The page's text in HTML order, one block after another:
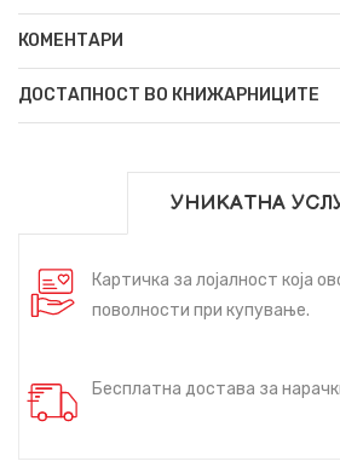
КОМЕНТАРИ
ДОСТАПНОСТ ВО КНИЖАРНИЦИТЕ
УНИКАТНА
Картичка за лојалност која
поволности при купување.
Бесплатна достава за